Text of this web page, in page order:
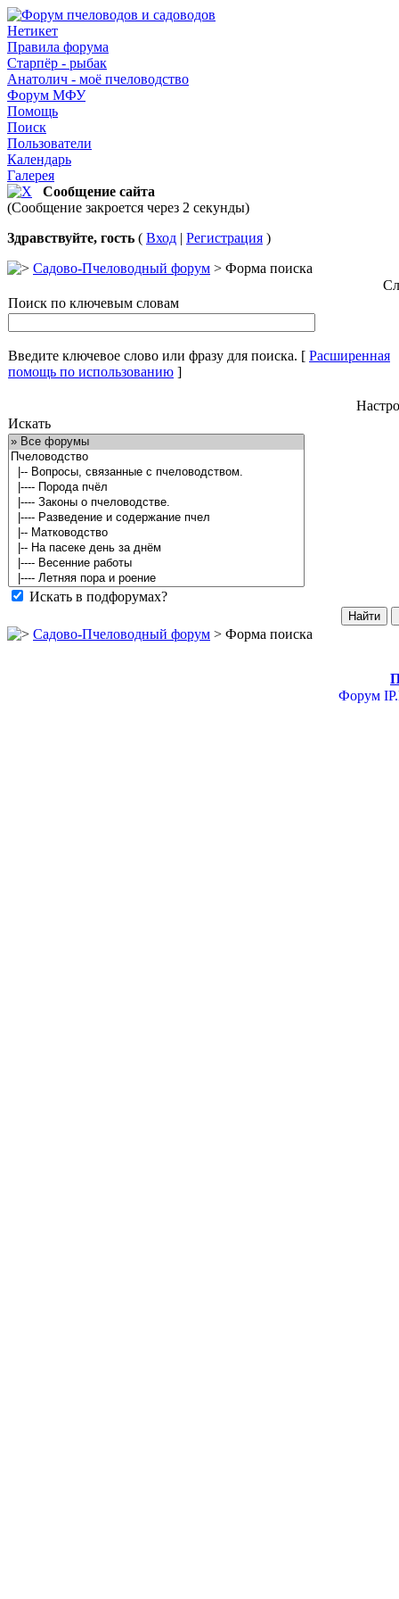
Нетикет
Правила форума
Старпёр - рыбак
Анатолич - моё пчеловодство
Форум МФУ
Помощь
Поиск
Пользователи
Календарь
Галерея
Сообщение сайта
(Сообщение закроется через 2 секунды)
Здравствуйте, гость ( Вход | Регистрация )
Садово-Пчеловодный форум > Форма поиска
Поиск по ключевым словам
Введите ключевое слово или фразу для поиска. [ Расширенная
помощь по использованию ]
Искать
Искать в подфорумах?
Садово-Пчеловодный форум > Форма поиска
Форум